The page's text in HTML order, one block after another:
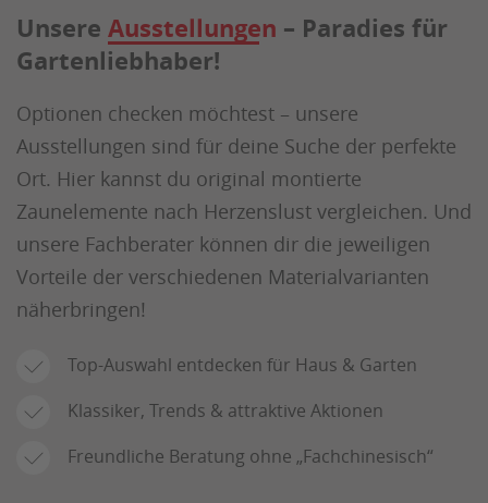
Unsere Ausstellungen – Paradies für
Gartenliebhaber!
Optionen checken möchtest – unsere
Ausstellungen sind für deine Suche der perfekte
Ort. Hier kannst du original montierte
Zaunelemente nach Herzenslust vergleichen. Und
unsere Fachberater können dir die jeweiligen
Vorteile der verschiedenen Materialvarianten
näherbringen!
Top-Auswahl entdecken für Haus & Garten
Klassiker, Trends & attraktive Aktionen
Freundliche Beratung ohne „Fachchinesisch“